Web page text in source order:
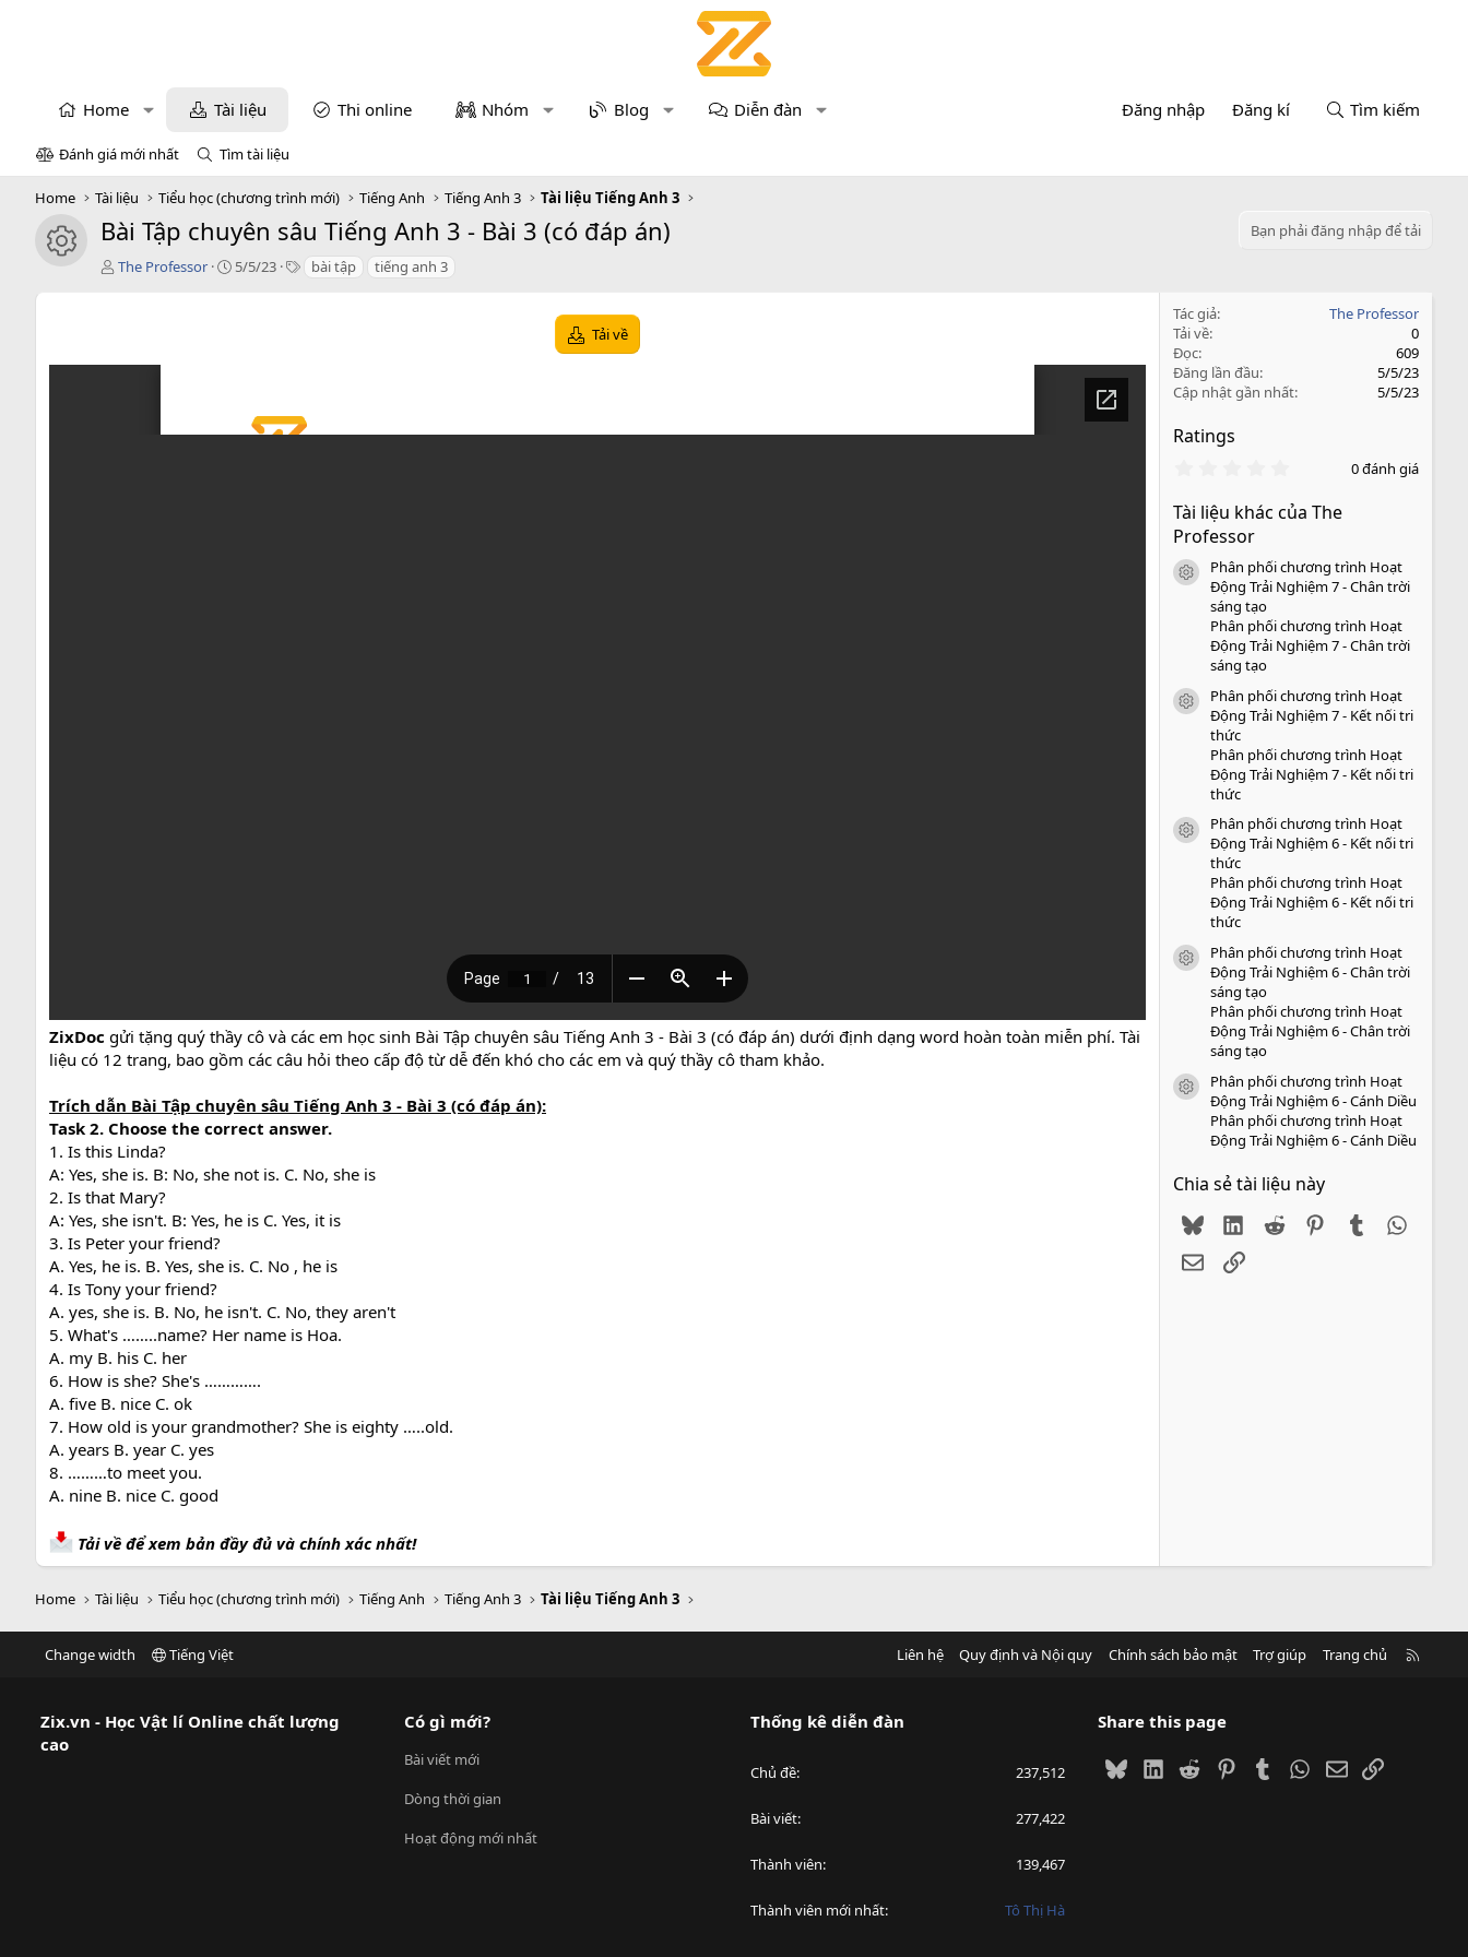
Home Tài liệu Thi online Nhóm Blog Diễn đàn Đăng nhập Đăng kí Tìm kiếm
Đánh giá mới nhất Tìm tài liệu
Home Tài liệu Tiểu học (chương trình mới) Tiếng Anh Tiếng Anh 3 Tài liệu Tiếng Anh 3
icon tài liệu
Bài Tập chuyên sâu Tiếng Anh 3 - Bài 3 (có đáp án)
Bạn phải đăng nhập để tải
T
ả
The Professor
C
5/5/23
T bài tập tiếng anh 3
Tải về
ZixDoc gửi tặng quý thầy cô và các em học sinh Bài Tập chuyên sâu Tiếng Anh 3 - Bài 3 (có đáp án) dưới định dạng word hoàn toàn miễn phí. Tài
liệu có 12 trang, bao gồm các câu hỏi theo cấp độ từ dễ đến khó cho các em và quý thầy cô tham khảo.
Trích dẫn Bài Tập chuyên sâu Tiếng Anh 3 - Bài 3 (có đáp án):
Task 2. Choose the correct answer.
1. Is this Linda?
A: Yes, she is. B: No, she not is. C. No, she is
2. Is that Mary?
A: Yes, she isn't. B: Yes, he is C. Yes, it is
3. Is Peter your friend?
A. Yes, he is. B. Yes, she is. C. No , he is
4. Is Tony your friend?
A. yes, she is. B. No, he isn't. C. No, they aren't
5. What's ……..name? Her name is Hoa.
A. my B. his C. her
6. How is she? She's ………….
A. five B. nice C. ok
7. How old is your grandmother? She is eighty …..old.
A. years B. year C. yes
8. ………to meet you.
A. nine B. nice C. good
Tải về để xem bản đầy đủ và chính xác nhất!
Tác giả
The Professor
Tải về
0
Đọc
609
Đăng lần đầu
5/5/23
Cập nhật gần nhất
5/5/23
Ratings
0
0
o
0 đánh giá
Tài liệu khác của The
Professor
icon tài liệu
Phân phối chương trình Hoạt
Động Trải Nghiệm 7 - Chân trời
sáng tạo
Phân phối chương trình Hoạt
Động Trải Nghiệm 7 - Chân trời
sáng tạo
icon tài liệu
Phân phối chương trình Hoạt
Động Trải Nghiệm 7 - Kết nối tri
thức
Phân phối chương trình Hoạt
Động Trải Nghiệm 7 - Kết nối tri
thức
icon tài liệu
Phân phối chương trình Hoạt
Động Trải Nghiệm 6 - Kết nối tri
thức
Phân phối chương trình Hoạt
Động Trải Nghiệm 6 - Kết nối tri
thức
icon tài liệu
Phân phối chương trình Hoạt
Động Trải Nghiệm 6 - Chân trời
sáng tạo
Phân phối chương trình Hoạt
Động Trải Nghiệm 6 - Chân trời
sáng tạo
icon tài liệu
Phân phối chương trình Hoạt
Động Trải Nghiệm 6 - Cánh Diều
Phân phối chương trình Hoạt
Động Trải Nghiệm 6 - Cánh Diều
Chia sẻ tài liệu này
BlueskyLinkedIn
Reddit PinterestTumblr
EmailLink
Home Tài liệu Tiểu học (chương trình mới) Tiếng Anh Tiếng Anh 3 Tài liệu Tiếng Anh 3
Change width Tiếng Việt Liên hệ Quy định và Nội quy Chính sách bảo mật Trợ giúp Trang chủ
Zix.vn - Học Vật lí Online chất lượng
cao
Có gì mới?
Bài viết mới
Dòng thời gian
Hoạt động mới nhất
Thống kê diễn đàn
Chủ đề 237,512
Bài viết 277,422
Thành viên 139,467
Thành viên mới nhất Tô Thị Hà
Share this page
BlueskyLinkedIn
Reddit PinterestTumblrWhatsApp
EmailLink